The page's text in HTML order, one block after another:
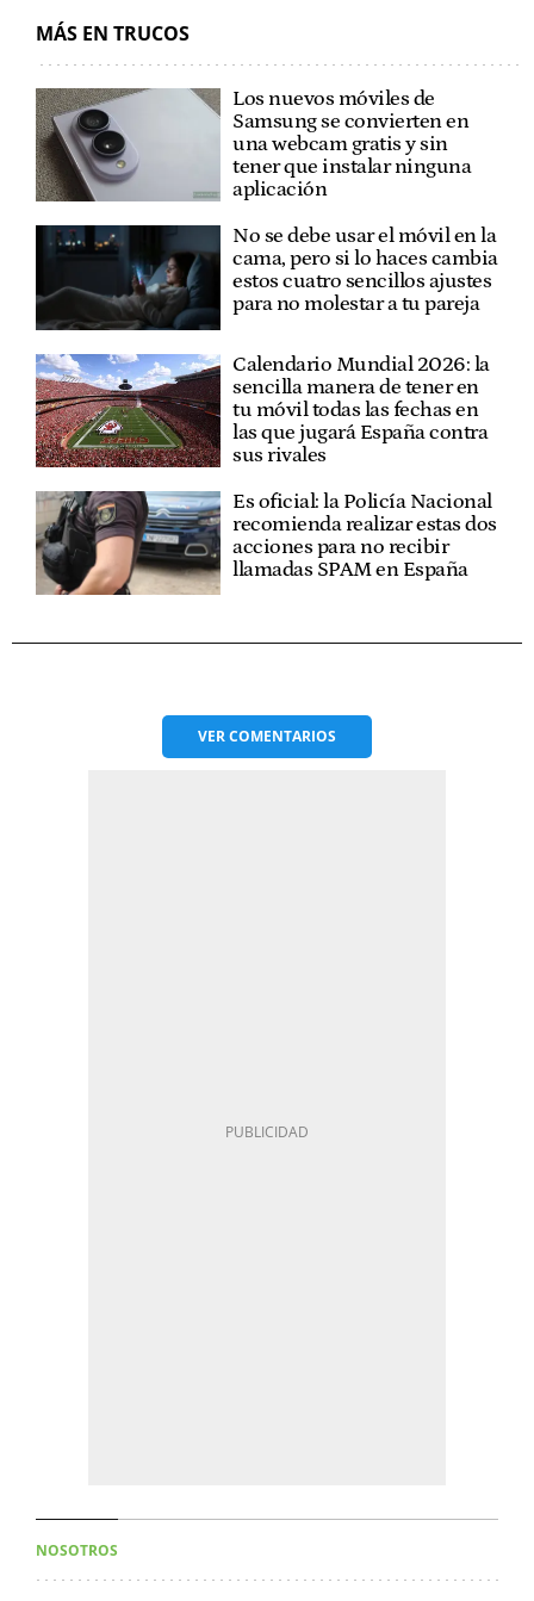
MÁS EN TRUCOS
Los nuevos móviles de
Samsung se convierten en
una webcam gratis y sin
tener que instalar ninguna
aplicación
No se debe usar el móvil en la
cama, pero si lo haces cambia
estos cuatro sencillos ajustes
para no molestar a tu pareja
Calendario Mundial 2026: la
sencilla manera de tener en
tu móvil todas las fechas en
las que jugará España contra
sus rivales
Es oficial: la Policía Nacional
recomienda realizar estas dos
acciones para no recibir
llamadas SPAM en España
VERCOMENTARIOS
NOSOTROS